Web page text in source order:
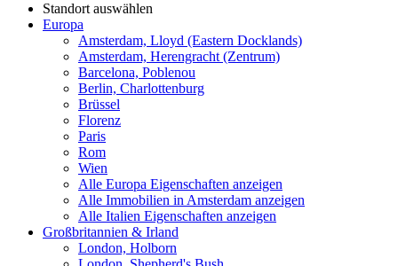
Standort auswählen
Europa
Amsterdam, Lloyd (Eastern Docklands)
Amsterdam, Herengracht (Zentrum)
Barcelona, Poblenou
Berlin, Charlottenburg
Brüssel
Florenz
Paris
Rom
Wien
Alle Europa Eigenschaften anzeigen
Alle Immobilien in Amsterdam anzeigen
Alle Italien Eigenschaften anzeigen
Großbritannien & Irland
London, Holborn